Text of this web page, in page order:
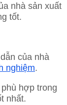
nhà sản xuất
tốt.
của nhà
nghiệm.
hợp trong
nhất.